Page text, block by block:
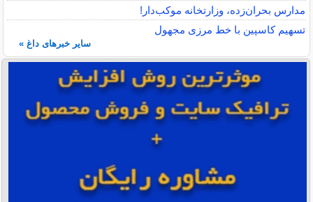
مدارس بحران‌زده، وزارتخانه موکب‌دار!
تسهیم کاسپین با خط مرزی مجهول
سایر خبرهای داغ »